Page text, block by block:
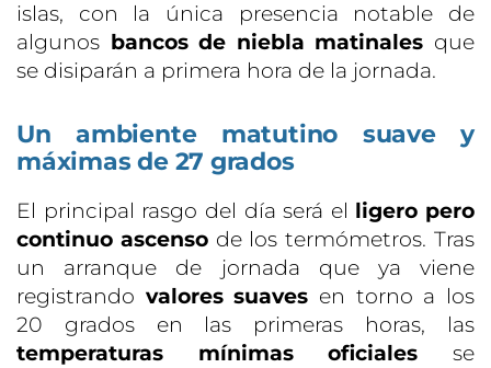
islas, con la única presencia notable de
algunos bancos de niebla matinales que
se disiparán a primera hora de la jornada.
Un ambiente matutino suave y
máximas de 27 grados
El principal rasgo del día será el ligero pero
continuo ascensode los termómetros. Tras
un arranque de jornada que ya viene
registrando valores suaves en torno a los
20 grados en las primeras horas, las
temperaturas mínimas oficiales se